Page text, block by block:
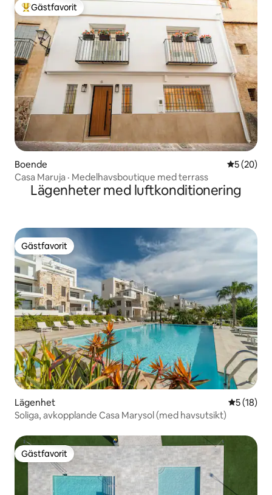
Populär gästfavorit
Gästfavorit
Boende 5 av 5 i
5 (20)
Casa Maruja · Medelhavsboutique med terrass
Lägenheter med luftkonditionering
Gästfavorit
Gästfavorit
Lägenhet 5 av 5 i
5 (18)
Soliga, avkopplande Casa Marysol (med havsutsikt)
Gästfavorit
Gästfavorit